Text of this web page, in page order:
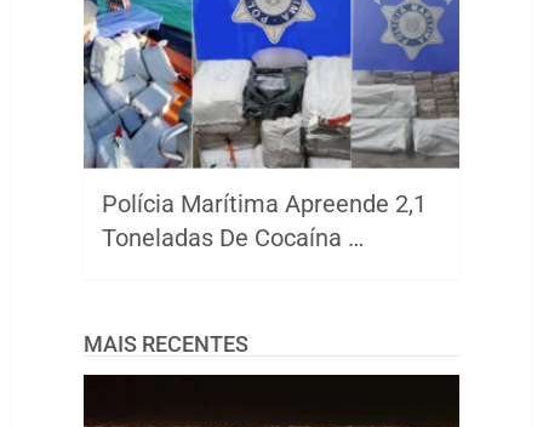
Polícia Marítima Apreende 2,1
Toneladas De Cocaína …
MAIS RECENTES